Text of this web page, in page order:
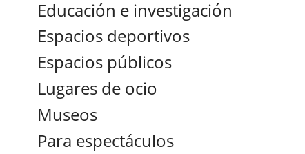
Educación e investigación
Espacios deportivos
Espacios públicos
Lugares de ocio
Museos
Para espectáculos